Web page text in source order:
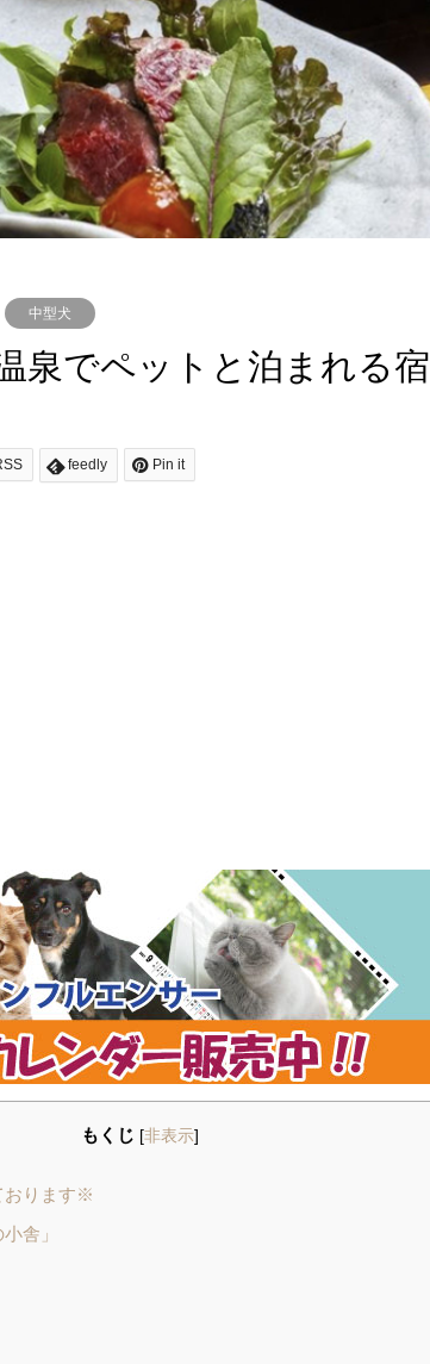
中型犬
泉でペットと泊まれる宿
feedly Pin it
もくじ [非表示]
おります※
舎」